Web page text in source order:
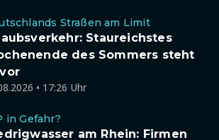
Straßen am Limit
Staureichstes
des Sommers steht
• 17:26 Uhr
in Gefahr?
am Rhein: Firmen